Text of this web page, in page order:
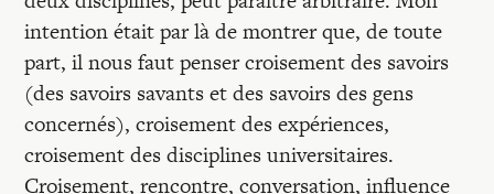
intention était par là de montrer que, de toute
part, il nous faut penser croisement des savoirs
(des savoirs savants et des savoirs des gens
concernés), croisement des expériences,
croisement des disciplines universitaires.
Croisement, rencontre, conversation, influence